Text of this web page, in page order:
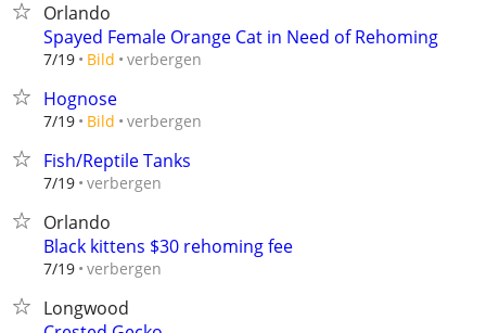
Orlando
Spayed Female Orange Cat in Need of Rehoming
7/19 Bild verbergen
Hognose
7/19 Bild verbergen
Fish/Reptile Tanks
7/19 verbergen
Orlando
Black kittens $30 rehoming fee
7/19 verbergen
Longwood